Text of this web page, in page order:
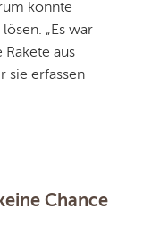
konnte
„Es war
aus
sie erfassen
Chance